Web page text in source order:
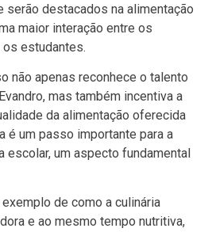
serão destacados na alimentação
maior interação entre os
estudantes.
não apenas reconhece o talento
mas também incentiva a
da alimentação oferecida
é um passo importante para a
escolar, um aspecto fundamental
de como a culinária
e ao mesmo tempo nutritiva,